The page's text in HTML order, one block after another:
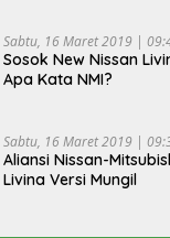
Sabtu, 16 Maret 2019 |
Sosok New Nissan
Apa Kata NMI?
Sabtu, 16 Maret 2019 |
Aliansi Nissan-
Livina Versi Mungil